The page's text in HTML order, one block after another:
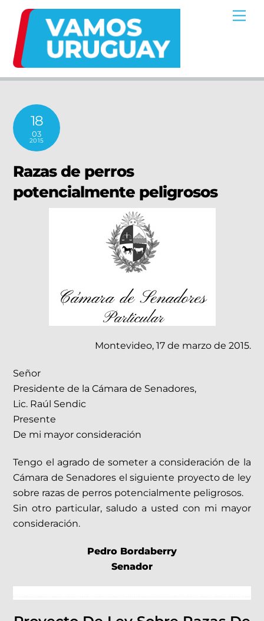
content
18
03
2015
Razas de perros
potencialmente peligrosos
Montevideo, 17 de marzo de 2015.
Señor
Presidente de la Cámara de Senadores,
Lic. Raúl Sendic
Presente
De mi mayor consideración
Tengo el agrado de someter a consideración de la
Cámara de Senadores el siguiente proyecto de ley
sobre razas de perros potencialmente peligrosos.
Sin otro particular, saludo a usted con mi mayor
consideración.
Pedro Bordaberry
Senador